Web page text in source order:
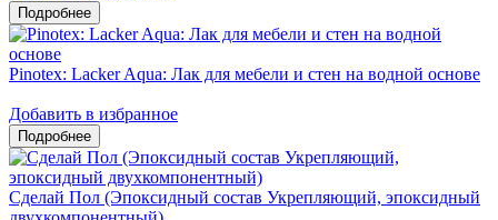
Pinotex: Lacker Aqua: Лак для мебели и стен на водной основе
Добавить в избранное
Сделай Пол (Эпоксидный состав Укрепляющий, эпоксидный